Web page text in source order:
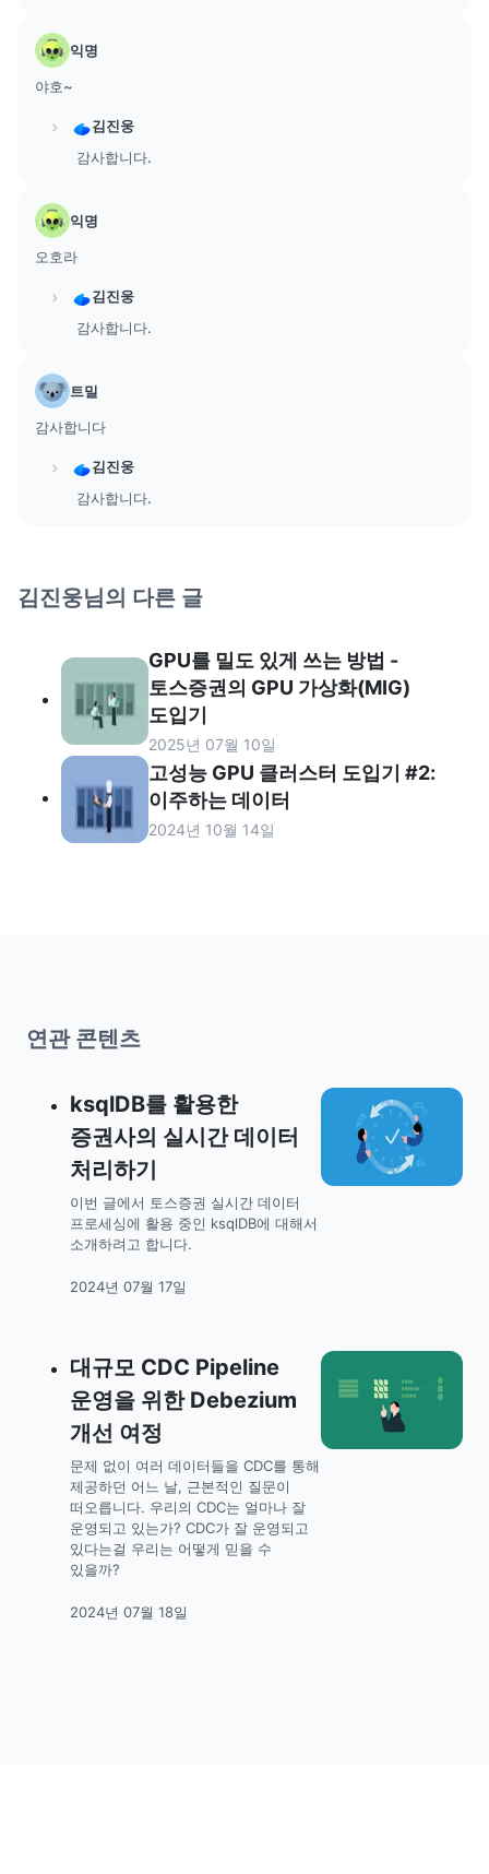
익명
야호~
김진웅
감사합니다.
익명
오호라
김진웅
감사합니다.
트밀
감사합니다
김진웅
감사합니다.
김진웅님의 다른 글
GPU를 밀도 있게 쓰는 방법 -
토스증권의 GPU 가상화(MIG)
도입기
2025년 07월 10일
고성능 GPU 클러스터 도입기 #2:
이주하는 데이터
2024년 10월 14일
연관 콘텐츠
ksqlDB를 활용한
증권사의 실시간 데이터
처리하기
이번 글에서 토스증권 실시간 데이터
프로세싱에 활용 중인 ksqlDB에 대해서
소개하려고 합니다.
2024년 07월 17일
대규모 CDC Pipeline
운영을 위한 Debezium
개선 여정
문제 없이 여러 데이터들을 CDC를 통해
제공하던 어느 날, 근본적인 질문이
떠오릅니다. 우리의 CDC는 얼마나 잘
운영되고 있는가? CDC가 잘 운영되고
있다는걸 우리는 어떻게 믿을 수
있을까?
2024년 07월 18일